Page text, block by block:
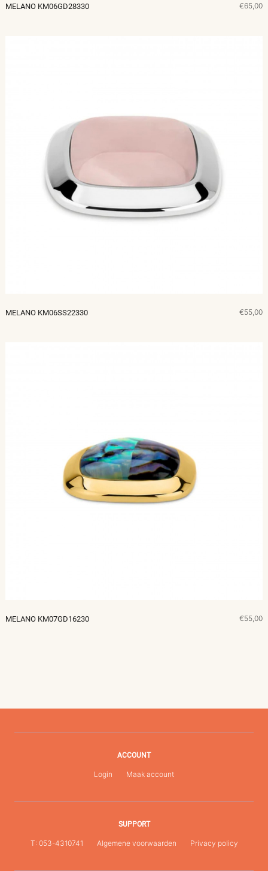
MELANO KM06GD28330 €65,00
MELANO KM06SS22330 €55,00
MELANO KM07GD16230 €55,00
ACCOUNT
Login Maak account
SUPPORT
T: 053-4310741 Algemene voorwaarden Privacy policy